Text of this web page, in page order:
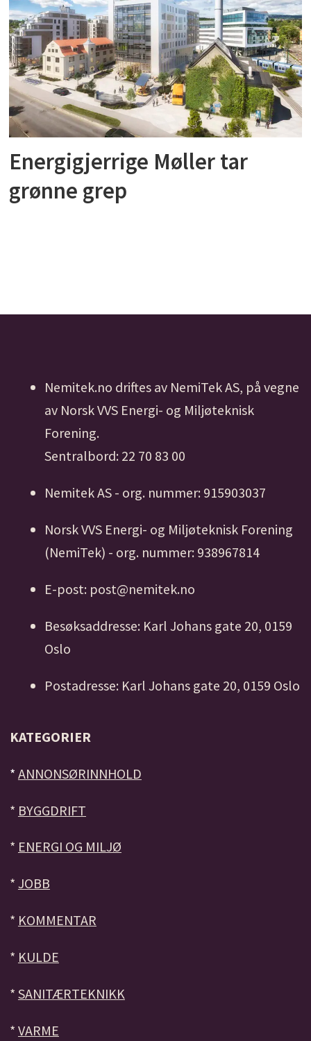
Energigjerrige Møller tar
grønne grep
Nemitek.no driftes av NemiTek AS, på vegne
av Norsk VVS Energi- og Miljøteknisk
Forening.
Sentralbord: 22 70 83 00
Nemitek AS - org. nummer: 915903037
Norsk VVS Energi- og Miljøteknisk Forening
(NemiTek) - org. nummer: 938967814
E-post: post@nemitek.no
Besøksaddresse: Karl Johans gate 20, 0159
Oslo
Postadresse: Karl Johans gate 20, 0159 Oslo
KATEGORIER
* ANNONSØRINNHOLD
* BYGGDRIFT
* ENERGI OG MILJØ
* JOBB
* KOMMENTAR
* KULDE
* SANITÆRTEKNIKK
* VARME